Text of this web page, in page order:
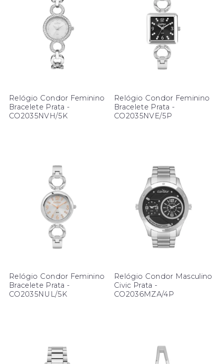
Relógio Condor Feminino
Bracelete Prata -
CO2035NVH/5K
Relógio Condor Feminino
Bracelete Prata -
CO2035NVE/5P
Relógio Condor Feminino
Bracelete Prata -
CO2035NUL/5K
Relógio Condor Masculino
Civic Prata -
CO2036MZA/4P